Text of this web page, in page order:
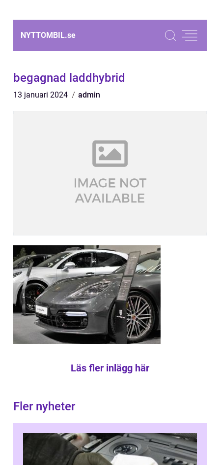
NYTTOMBIL.se
begagnad laddhybrid
13 januari 2024 admin
Läs fler inlägg här
Fler nyheter